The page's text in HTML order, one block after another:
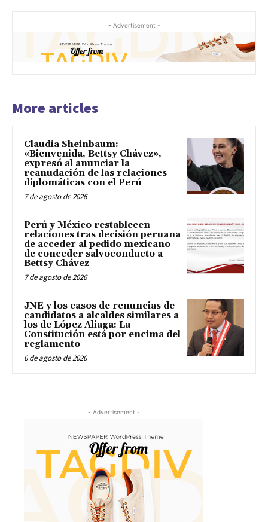
- Advertisement -
More articles
Claudia Sheinbaum:
«Bienvenida, Bettsy Chávez»,
expresó al anunciar la
reanudación de las relaciones
diplomáticas con el Perú
7 de agosto de 2026
Perú y México restablecen
relaciones tras decisión peruana
de acceder al pedido mexicano
de conceder salvoconducto a
Bettsy Chávez
7 de agosto de 2026
JNE y los casos de renuncias de
candidatos a alcaldes similares a
los de López Aliaga: La
Constitución está por encima del
reglamento
6 de agosto de 2026
- Advertisement -